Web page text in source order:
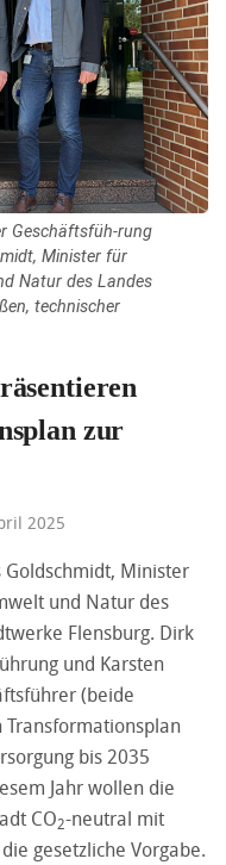
Geschäftsfüh-rung
Minister für
Natur des Landes
technischer
zur
2025
Minister
und Natur des
Flensburg. Dirk
und Karsten
(beide
Transformationsplan
bis 2035
Jahr wollen die
CO2-neutral mit
gesetzliche Vorgabe.